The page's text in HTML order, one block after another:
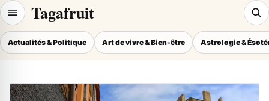
Tagafruit
Actualités & Politique Art de vivre & Bien-être Astrologie &